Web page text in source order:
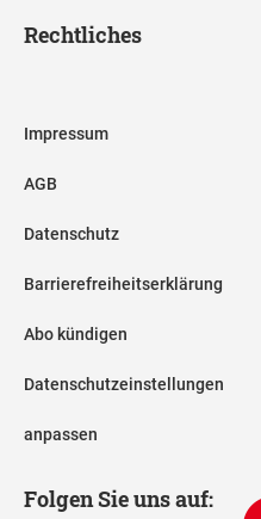
Rechtliches
Impressum
AGB
Datenschutz
Barrierefreiheitserklärung
Abo kündigen
Datenschutzeinstellungen
anpassen
Folgen Sie uns auf: